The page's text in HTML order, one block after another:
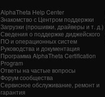
AlphaTheta Help Center
Знакомство с Центром поддержки
Загрузки (прошивки, драйверы и т. д.)
Сведения о поддержке диджейского
ПО и операционных систем
Руководства и документация
Программа AlphaTheta Certification
Program
Ответы на частые вопросы
Форум сообщества
Сервисное обслуживание, ремонт и
гарантия